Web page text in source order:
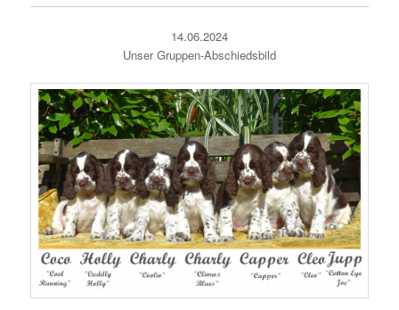
14.06.2024
Unser Gruppen-Abschiedsbild